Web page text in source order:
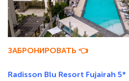
ЗАБРОНИРОВАТЬ 👈
Radisson Blu Resort Fujairah 5*